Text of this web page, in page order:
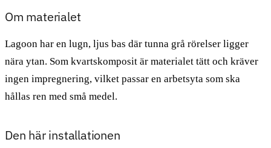
Om materialet
Lagoon har en lugn, ljus bas där tunna grå rörelser ligger
nära ytan. Som kvartskomposit är materialet tätt och kräver
ingen impregnering, vilket passar en arbetsyta som ska
hållas ren med små medel.
Den här installationen